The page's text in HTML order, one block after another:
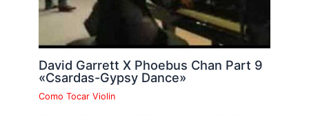
David Garrett X Phoebus Chan Part 9
«Csardas-Gypsy Dance»
Como Tocar Violin